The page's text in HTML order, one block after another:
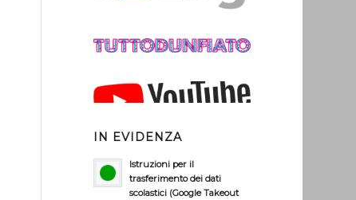
IN EVIDENZA
Istruzioni per il
trasferimento dei dati
scolastici (Google Takeout